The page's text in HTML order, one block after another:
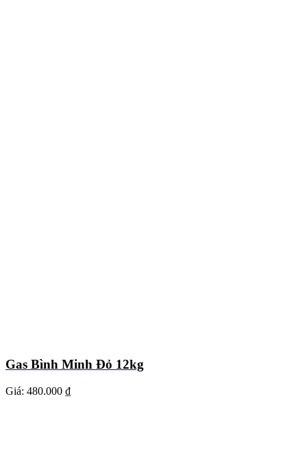
Gas Bình Minh Đỏ 12kg
Giá: 480.000 ₫